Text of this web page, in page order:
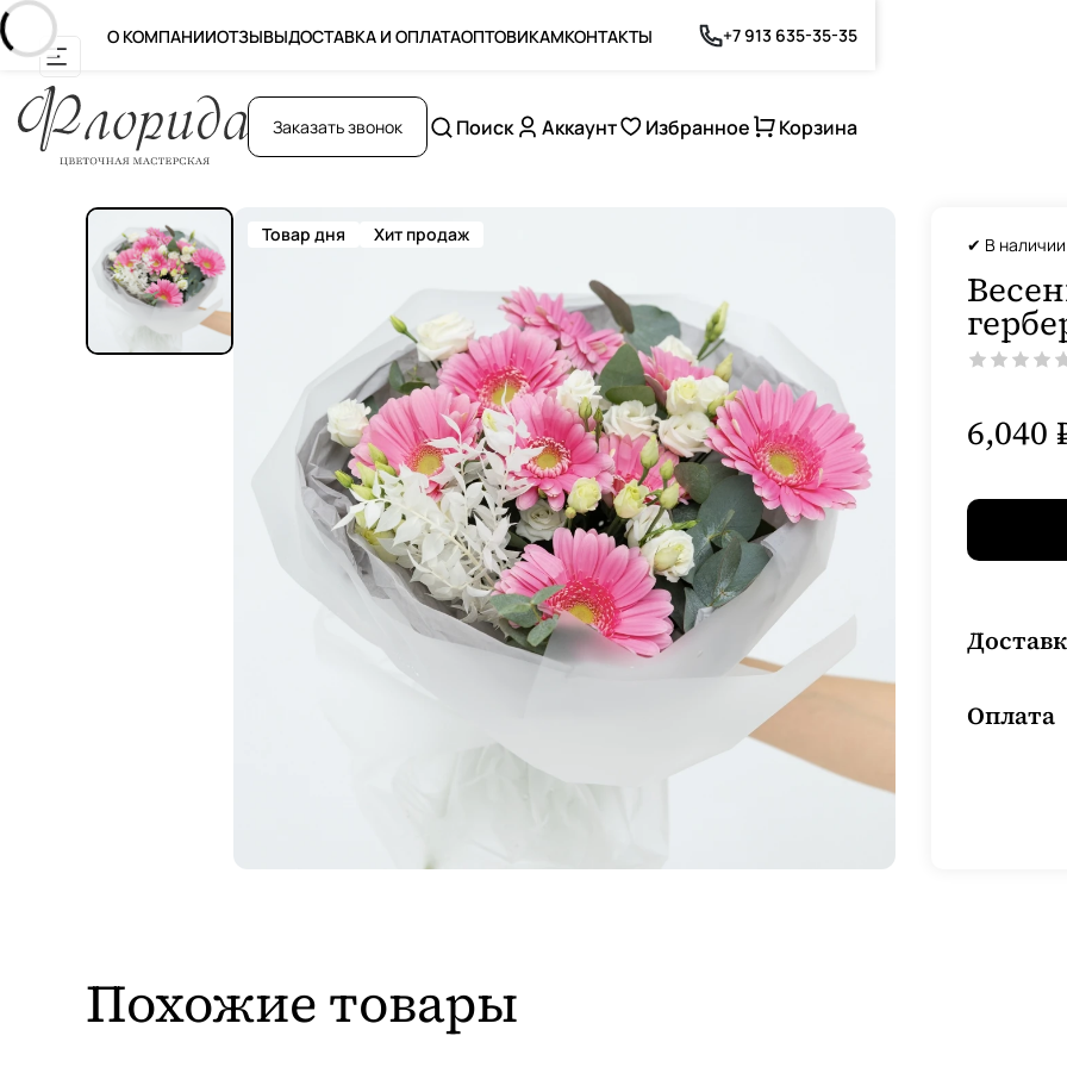
О КОМПАНИИОТЗЫВЫДОСТАВКА И ОПЛАТАОПТОВИКАМКОНТАКТЫ +7 913 635-35-35
Заказать звонок Поиск Аккаунт Избранное Корзина
Товар дня Хит продаж ✔ В наличии
6,040
Оплата
Похожие товары